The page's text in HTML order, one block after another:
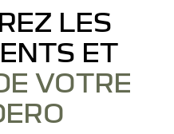
LES
ET
VOTRE